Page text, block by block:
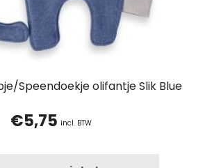
Speendoekje olifantje Slik Blue
€5,75 incl. BTW